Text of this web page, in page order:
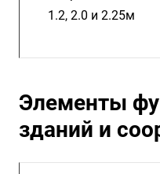
1.2, 2.0 и 2.25м
Элементы
зданий и